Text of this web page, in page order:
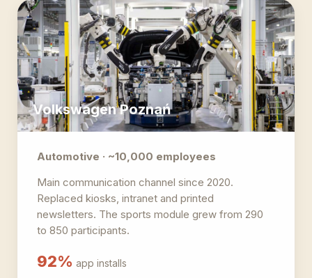
Volkswagen Poznań
Automotive · ~10,000 employees
Main communication channel since 2020.
Replaced kiosks, intranet and printed
newsletters. The sports module grew from 290
to 850 participants.
92% app installs